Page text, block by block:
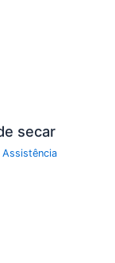
secar
Assistência